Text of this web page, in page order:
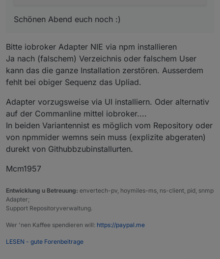
Schönen Abend euch noch :)
Bitte iobroker Adapter NIE via npm installieren
Ja nach (falschem) Verzeichnis oder falschem User
kann das die ganze Installation zerstören. Ausserdem
fehlt bei obiger Sequenz das Upliad.
Adapter vorzugsweise via UI installiern. Oder alternativ
auf der Commanline mittel iobroker....
In beiden Variantennist es möglich vom Repository oder
von npmmider wemns sein muss (explizite abgeraten)
durekt von Githubbzubinstallurten.
Mcm1957
Entwicklung u Betreuung: envertech-pv, hoymiles-ms, ns-client, pid, snmp
Adapter;
Support Repositoryverwaltung.
Wer 'nen Kaffee spendieren will: https://paypal.me
LESEN - gute Forenbeitrage